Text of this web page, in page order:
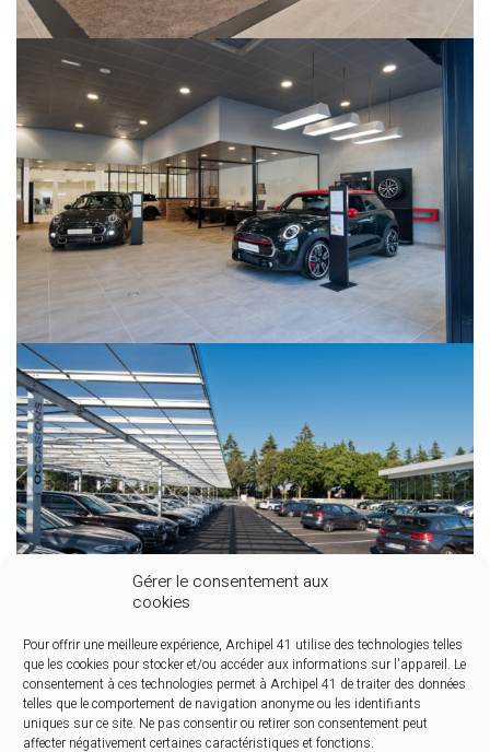
Gérer le consentement aux
cookies
Pour offrir une meilleure expérience, Archipel 41 utilise des technologies telles
que les cookies pour stocker et/ou accéder aux informations sur l'appareil. Le
consentement à ces technologies permet à Archipel 41 de traiter des données
telles que le comportement de navigation anonyme ou les identifiants
uniques sur ce site. Ne pas consentir ou retirer son consentement peut
affecter négativement certaines caractéristiques et fonctions.